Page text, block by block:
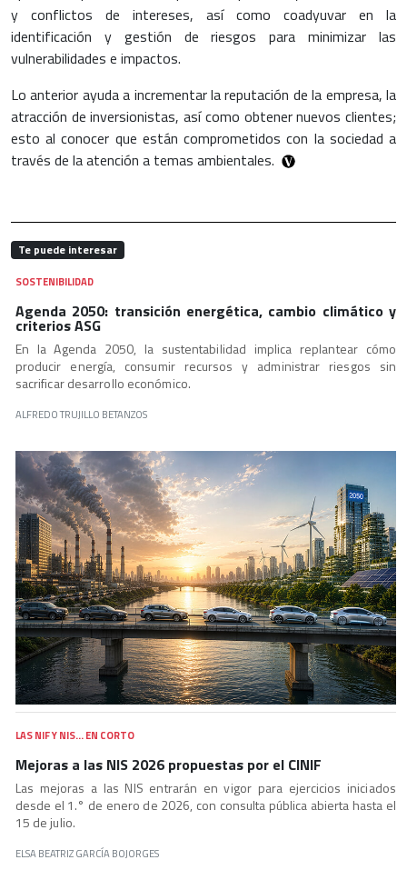
y conflictos de intereses, así como coadyuvar en la
identificación y gestión de riesgos para minimizar las
vulnerabilidades e impactos.
Lo anterior ayuda a incrementar la reputación de la empresa, la
atracción de inversionistas, así como obtener nuevos clientes;
esto al conocer que están comprometidos con la sociedad a
través de la atención a temas ambientales.
Te puede interesar
SOSTENIBILIDAD
Agenda 2050: transición energética, cambio climático y
criterios ASG
En la Agenda 2050, la sustentabilidad implica replantear cómo
producir energía, consumir recursos y administrar riesgos sin
sacrificar desarrollo económico.
ALFREDO TRUJILLO BETANZOS
LAS NIF Y NIS… EN CORTO
Mejoras a las NIS 2026 propuestas por el CINIF
Las mejoras a las NIS entrarán en vigor para ejercicios iniciados
desde el 1.° de enero de 2026, con consulta pública abierta hasta el
15 de julio.
ELSA BEATRIZ GARCÍA BOJORGES